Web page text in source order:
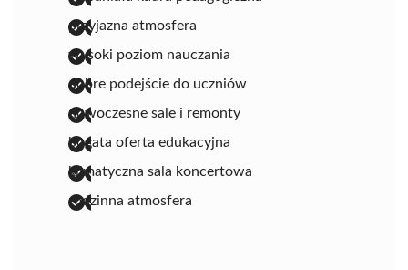
przyjazna atmosfera
wysoki poziom nauczania
dobre podejście do uczniów
nowoczesne sale i remonty
bogata oferta edukacyjna
klimatyczna sala koncertowa
rodzinna atmosfera